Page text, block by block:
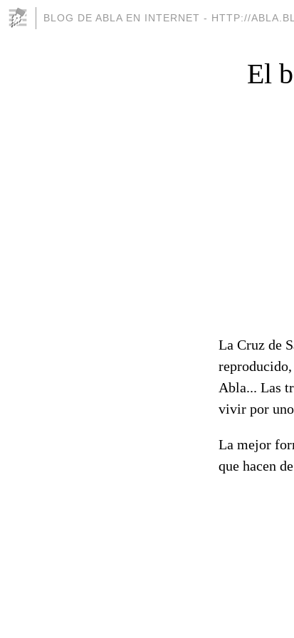
BLOG DE ABLA EN INTERNET - HTTP://
El
La Cruz de
Abla... Las
vivir por
La mejor
que hacen